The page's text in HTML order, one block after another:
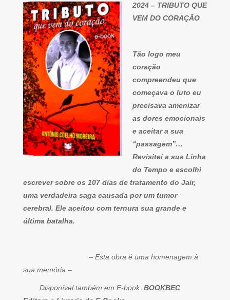
2024 – TRIBUTO QUE
VEM DO CORAÇÃO
Tão logo meu
coração
compreendeu que
começava o luto eu
precisava amenizar
as dores emocionais
e aceitar a sua
“passagem”…
Revisitei a sua Linha
do Tempo e escolhi
escrever sobre os 107 dias de tratamento do Jair,
uma verdadeira saga causada por um tumor
cerebral. Ele aceitou com ternura sua grande e
última batalha.
– Esta obra é uma homenagem à
sua memória –
Disponível também em E-book: BOOKBEC